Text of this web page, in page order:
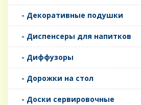
- Декоративные подушки
- Диспенсеры для напитков
- Диффузоры
- Дорожки на стол
- Доски сервировочные